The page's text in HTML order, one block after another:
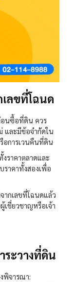
ลขที่โฉนด
อนซื้อที่ดิน ควร
และมีข้อจำกัดใน
อการเวนคืนที่ดิน
ราคาตลาดและ
ราคาทั้งสองเพื่อ
ากเลขที่โฉนดแล้ว
ชี่ยวชาญหรือเจ้า
ะวางที่ดิน
พิจารณา: